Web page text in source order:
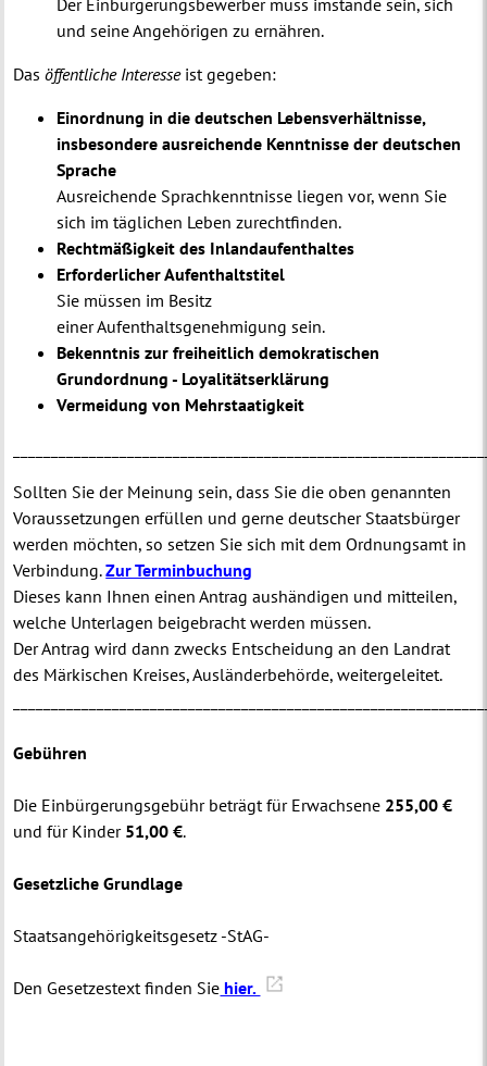
und seine Angehörigen zu ernähren.
Dasöffentliche Interesseist gegeben:
Einordnung in die deutschen Lebensverhältnisse,
insbesondere ausreichende Kenntnisse der deutschen
Sprache
Ausreichende Sprachkenntnisse liegen vor, wenn Sie
sich im täglichen Leben zurechtfinden.
Rechtmäßigkeit des Inlandaufenthaltes
Erforderlicher Aufenthaltstitel
Sie müssen im Besitz
einer Aufenthaltsgenehmigung sein.
Bekenntnis zur freiheitlich demokratischen
Grundordnung - Loyalitätserklärung
Vermeidung von Mehrstaatigkeit
Sollten Sie der Meinung sein, dass Sie die oben genannten
Voraussetzungen erfüllen und gerne deutscher Staatsbürger
werden möchten, so setzen Sie sich mit dem Ordnungsamt in
Verbindung.Zur Terminbuchung
Dieses kann Ihnen einen Antrag aushändigen und mitteilen,
welche Unterlagen beigebracht werden müssen.
Der Antrag wird dann zwecks Entscheidung an den Landrat
des Märkischen Kreises, Ausländerbehörde, weitergeleitet.
Gebühren
Die Einbürgerungsgebühr beträgt für Erwachsene 255,00 €
und für Kinder 51,00 €.
Gesetzliche Grundlage
Staatsangehörigkeitsgesetz -StAG-
Den Gesetzestext finden Sie hier.